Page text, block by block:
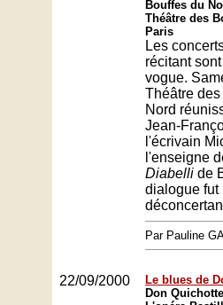
Bouffes du
Théâtre des
Paris
Les
récitant
vogue.
Théâtre
Nord
Jean-
l'écrivain
l'enseigne
Diabelli de
dialogue fut
Par Pauline
22/09/2000
Le blues de
Don